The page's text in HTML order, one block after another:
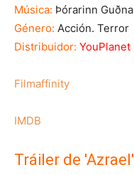
Música: Þórarinn
Género: Acción. Terror
Distribuidor:
Filmaffinity
IMDB
Tráiler de 'Azrael'